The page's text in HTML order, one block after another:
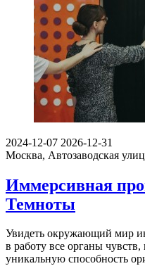
2024-12-07 2026-12-31
Москва, Автозаводская
Иммерсивная
Темноты
Увидеть окружающий мир
в работу все органы
уникальную способность